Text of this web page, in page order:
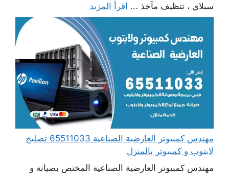
سبلاي ، تنظيف مآخذ ... اقرأ المزيد
مهندس كمبيوتر العارضية الصناعية 65511033 تصليح
لابتوب و كمبيوتر بالمنزل
مهندس كمبيوتر العارضية الصناعية المختص بصيانة و